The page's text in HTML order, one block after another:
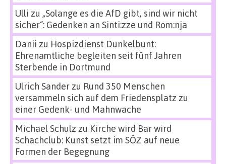
Ulli zu „Solange es die AfD gibt, sind wir nicht
sicher“: Gedenken an Sinti:zze und Rom:nja
Danii zu Hospizdienst Dunkelbunt:
Ehrenamtliche begleiten seit fünf Jahren
Sterbende in Dortmund
Ulrich Sanderzu Rund 350 Menschen
versammeln sich auf dem Friedensplatz zu
einer Gedenk- und Mahnwache
Michael Schulz zu Kirche wird Bar wird
Schachclub: Kunst setzt im SÖZ auf neue
Formen der Begegnung